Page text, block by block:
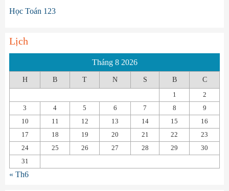
Học Toán 123
Lịch
Tháng 8 2026
H B T N S B C
1
2
3
4 5 6 7 8
9
10
11 12 13 14 15
16
17
18 19 20 21 22
23
24
25 26 27 28 29
30
31
« Th6